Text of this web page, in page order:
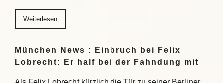
Weiterlesen
München News : Einbruch bei Felix
Lobrecht: Er half bei der Fahndung mit